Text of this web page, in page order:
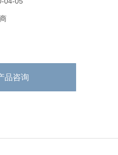
品咨询